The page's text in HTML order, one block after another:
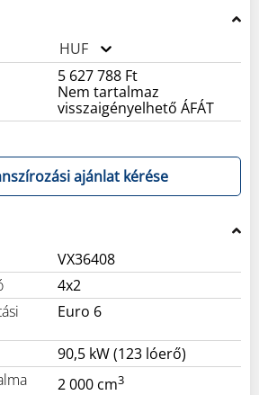
HUF
5 627 788 Ft
Nem tartalmaz
visszaigényelhető ÁFÁT
ajánlat kérése
VX36408
4x2
Euro 6
90,5 kW (123 lóerő)
2 000 cm3